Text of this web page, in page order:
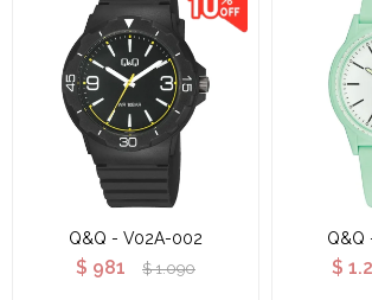
Q&Q - V02A-002
$ 981 $ 1.090
Q&Q
$